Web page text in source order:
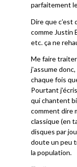
parfaitement
Dire que c’est
comme Justin
etc. ça ne
Me faire
j’assume
chaque fois
Pourtant
qui chantent
comment dire
classique (en
disques par
doute un peu
la population.